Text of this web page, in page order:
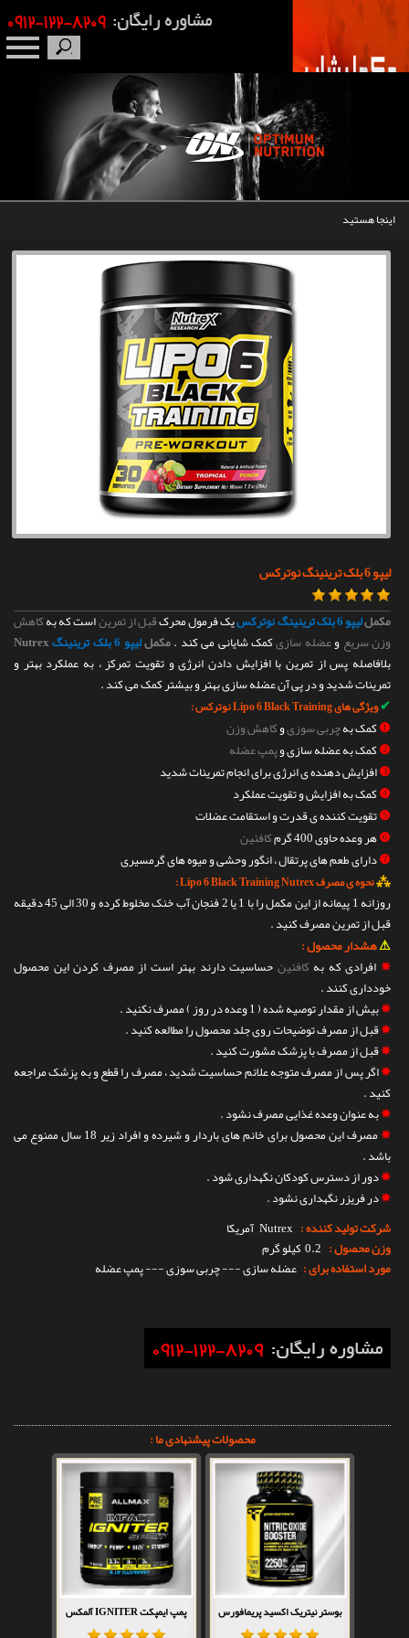
اینجا هستید
لیپو 6 بلک ترینینگ نوترکس
مکمللیپو 6 بلک ترینینگ نوترکس یک فرمول محرکقبل از تمریناست که بهکاهش
وزن سریعوعضله سازیکمک شایانی می کند .مکمللیپو 6 بلک ترینینگ
Nutrex
بلافاصله پس از تمرین با افزایش دادن انرژی و تقویت تمرکز ، به عملکرد بهتر و
تمرینات شدید و در پی آن عضله سازی بهتر و بیشتر کمک می کند .
✔ویژگی های Lipo 6 Black Training نوترکس :
❶کمک بهچربی سوزیوکاهش وزن
❷کمک به عضله سازی وپمپ عضله
❸افزایش دهنده ی انرژی برای انجام تمرینات شدید
❹کمک به افزایش و تقویت عملکرد
❺تقویت کننده ی قدرت و استقامت عضلات
❻هر وعده حاوی 400 گرم کافئین
❼دارای طعم های پرتقال ، انگور وحشی و میوه های گرمسیری
⁂نحوه ی مصرف Lipo 6 Black Training Nutrex :
روزانه 1 پیمانه از این مکمل را با 1 یا 2 فنجان آب خنک مخلوط کرده و 30 الی 45 دقیقه
قبل از تمرین مصرف کنید .
⚠هشدار محصول :
✵افرادی که به کافئینحساسیت دارند بهتر است از مصرف کردن این محصول
خودداری کنند .
✵بیش از مقدار توصیه شده ( 1 وعده در روز ) مصرف نکنید .
✵قبل از مصرف توضیحات روی جلد محصول را مطالعه کنید .
✵قبل از مصرف با پزشک مشورت کنید .
✵اگر پس از مصرف متوجه علائم حساسیت شدید ، مصرف را قطع و به پزشک مراجعه
کنید .
✵به عنوان وعده غذایی مصرف نشود .
✵
مصرف این محصول برای خانم های باردار و شیرده و افراد زیر 18 سال ممنوع می
باشد .
✵دور از دسترس کودکان نگهداری شود .
✵در فریزر نگهداری نشود .
شرکت تولید کننده : Nutrex آمریکا
وزن محصول : 0.2 کیلو گرم
مورد استفاده برای : عضله سازی --- چربی سوزی --- پمپ عضله
محصولات پیشنهادی ما :
بوستر نیتریک اکسید پریمافورس پمپ ایمپکت IGNITER آلمکس